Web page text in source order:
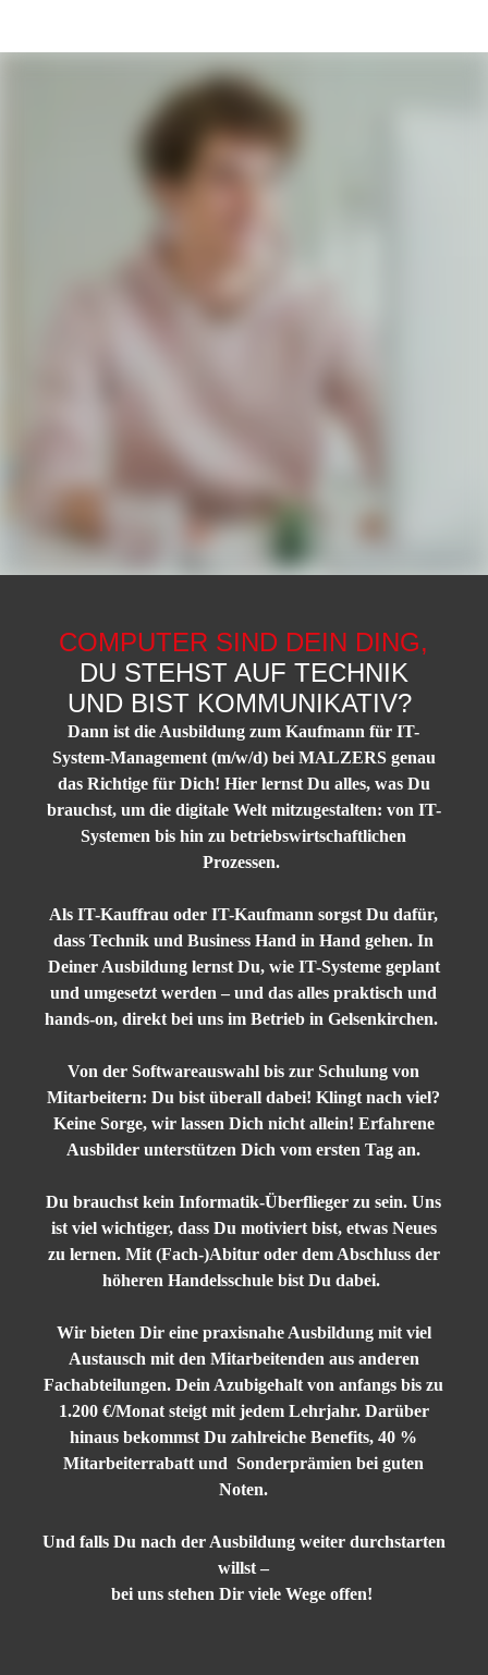
Ausbildung als IT-Kaufmann (m/w/d) bei
COMPUTER SIND DEIN DING,
DU STEHST AUF TECHNIK
UND BIST KOMMUNIKATIV?
Dann ist die Ausbildung zum Kaufmann für IT-
System-Management (m/w/d) bei MALZERS genau
das Richtige für Dich! Hier lernst Du alles, was Du
brauchst, um die digitale Welt mitzugestalten: von IT-
Systemen bis hin zu betriebswirtschaftlichen
Prozessen.
Als IT-Kauffrau oder IT-Kaufmann sorgst Du dafür,
dass Technik und Business Hand in Hand gehen. In
Deiner Ausbildung lernst Du, wie IT-Systeme geplant
und umgesetzt werden – und das alles praktisch und
hands-on, direkt bei uns im Betrieb in Gelsenkirchen.
Von der Softwareauswahl bis zur Schulung von
Mitarbeitern: Du bist überall dabei! Klingt nach viel?
Keine Sorge, wir lassen Dich nicht allein! Erfahrene
Ausbilder unterstützen Dich vom ersten Tag an.
Du brauchst kein Informatik-Überflieger zu sein. Uns
ist viel wichtiger, dass Du motiviert bist, etwas Neues
zu lernen. Mit (Fach-)Abitur oder dem Abschluss der
höheren Handelsschule bist Du dabei.
Wir bieten Dir eine praxisnahe Ausbildung mit viel
Austausch mit den Mitarbeitenden aus anderen
Fachabteilungen. Dein Azubigehalt von anfangs bis zu
1.200 €/Monat steigt mit jedem Lehrjahr. Darüber
hinaus bekommst Du zahlreiche Benefits, 40 %
Mitarbeiterrabatt und Sonderprämien bei guten
Noten.
Und falls Du nach der Ausbildung weiter durchstarten
willst –
bei uns stehen Dir viele Wege offen!